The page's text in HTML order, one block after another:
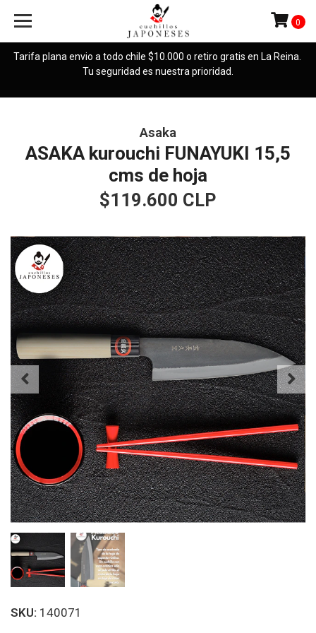
Tarifa plana envio a todo chile $10.000 o retiro gratis en La Reina.
Tu seguridad es nuestra prioridad.
0
Asaka
ASAKA kurouchi FUNAYUKI 15,5
cms de hoja
$119.600 CLP
SKU: 140071